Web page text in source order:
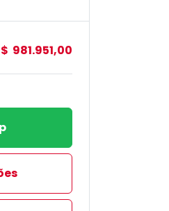
981.951,00